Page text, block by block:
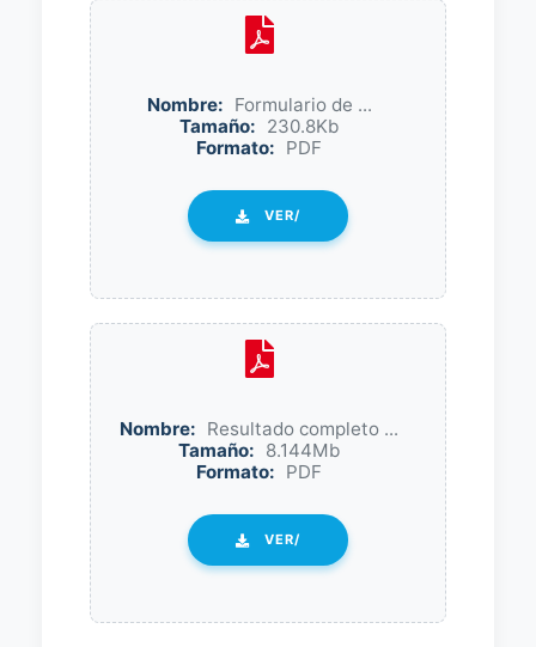
Nombre: Formulario de ...
Tamaño: 230.8Kb
Formato: PDF
VER/
Nombre: Resultado completo ...
Tamaño: 8.144Mb
Formato: PDF
VER/